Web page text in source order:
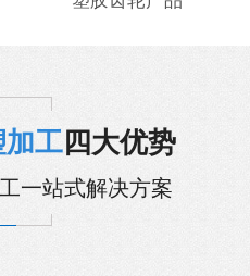
工 四大优势
一站式解决方案